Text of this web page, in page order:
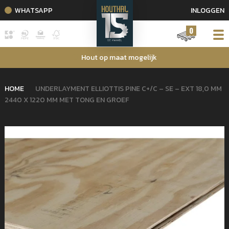
WHATSAPP
INLOGGEN
0
Hout op maat mogelijk
HOME
UNDERLAYMENT ELLIOTTIS PINE C+/C – SE – EXT 18,0 MM
2440 X 1220 MM MET TONG EN GROEF